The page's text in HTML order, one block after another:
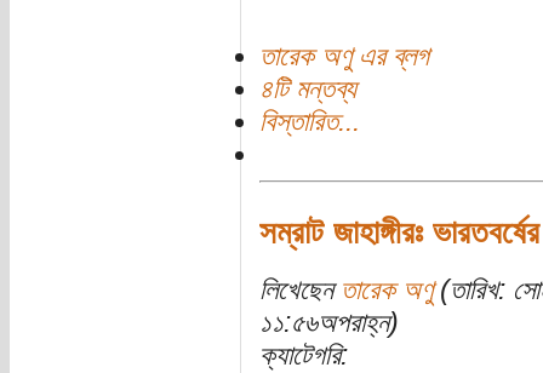
তারেক অণু এর ব্লগ
৪টি মন্তব্য
বিস্তারিত...
সম্রাট জাহাঙ্গীরঃ
লিখেছেন তারেক অণু(তারিখ:
১১:৫৬অপরাহ্ন)
ক্যাটেগরি: